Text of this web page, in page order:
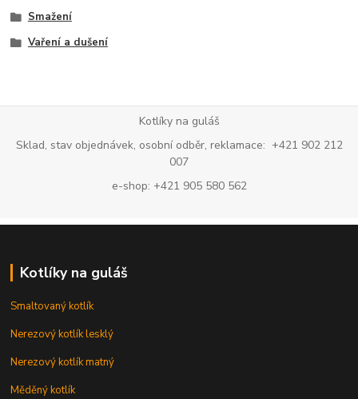
Smažení
Vaření a dušení
Kotlíky na guláš
Sklad, stav objednávek, osobní odběr, reklamace: +421 902 212
007
e-shop: +421 905 580 562
Kotlíky na guláš
Smaltovaný kotlík
Nerezový kotlík lesklý
Nerezový kotlík matný
Měděný kotlík